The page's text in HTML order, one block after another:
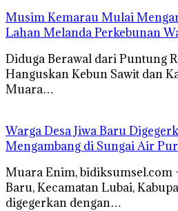
Musim Kemarau Mulai
Lahan Melanda Perkebunan
Diduga Berawal dari Puntung
Hanguskan Kebun Sawit dan
Muara…
Warga Desa Jiwa Baru
Mengambang di Sungai Air
Muara Enim, bidiksumsel.com
Baru, Kecamatan Lubai,
digegerkan dengan…